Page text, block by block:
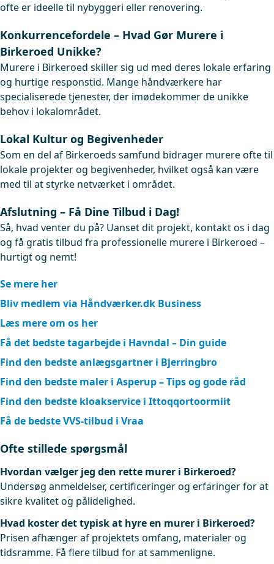
ofte er ideelle til nybyggeri eller renovering.
Konkurrencefordele – Hvad Gør Murere i
Birkeroed Unikke?
Murere i Birkeroed skiller sig ud med deres lokale erfaring
og hurtige responstid. Mange håndværkere har
specialiserede tjenester, der imødekommer de unikke
behov i lokalområdet.
Lokal Kultur og Begivenheder
Som en del af Birkeroeds samfund bidrager murere ofte til
lokale projekter og begivenheder, hvilket også kan være
med til at styrke netværket i området.
Afslutning – Få Dine Tilbud i Dag!
Så, hvad venter du på? Uanset dit projekt, kontakt os i dag
og få gratis tilbud fra professionelle murere i Birkeroed –
hurtigt og nemt!
Se mere her
Bliv medlem via Håndværker.dk Business
Læs mere om os her
Få det bedste tagarbejde i Havndal – Din guide
Find den bedste anlægsgartner i Bjerringbro
Find den bedste maler i Asperup – Tips og gode råd
Find den bedste kloakservice i Ittoqqortoormiit
Få de bedste VVS-tilbud i Vraa
Ofte stillede spørgsmål
Hvordan vælger jeg den rette murer i Birkeroed?
Undersøg anmeldelser, certificeringer og erfaringer for at
sikre kvalitet og pålidelighed.
Hvad koster det typisk at hyre en murer i Birkeroed?
Prisen afhænger af projektets omfang, materialer og
tidsramme. Få flere tilbud for at sammenligne.